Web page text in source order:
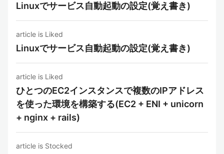
Linuxでサービス自動起動の設定(覚え書き)
article is Liked
Linuxでサービス自動起動の設定(覚え書き)
article is Liked
ひとつのEC2インスタンスで複数のIPアドレス
を使った環境を構築する(EC2 + ENI + unicorn
+ nginx + rails)
article is Stocked